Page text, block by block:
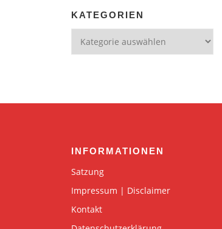
KATEGORIEN
INFORMATIONEN
Satzung
Impressum | Disclaimer
Kontakt